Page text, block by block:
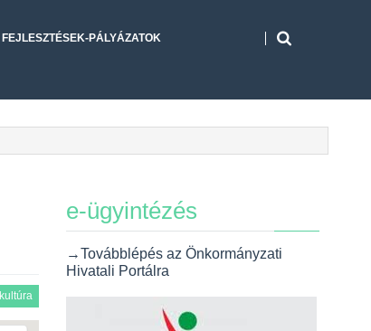
FEJLESZTÉSEK-PÁLYÁZATOK
kultúra
e-ügyintézés
→Továbblépés az Önkormányzati
Hivatali Portálra